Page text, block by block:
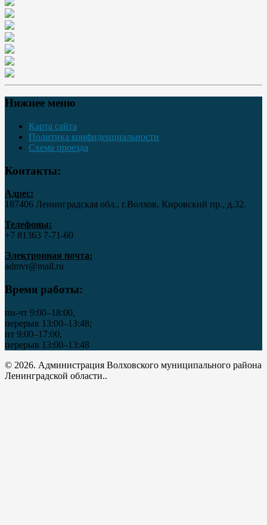
Нижнее меню
Карта сайта
Политика конфиденциальности
Схема проезда
Контакты:
Адрес:
187406 Ленинградская обл., г.Волхов, Кировский пр., д.32.
Телефоны:
+7 81363 7‑71-60
Электронная почта:
admvr@mail.ru
Время работы:
пн-чт 9:00–18:00,
перерыв 13:00–13:48;
пт 9:00–17:00,
перерыв 13:00–13:48
© 2026. Администрация Волховского муниципального района
Ленинградской области..